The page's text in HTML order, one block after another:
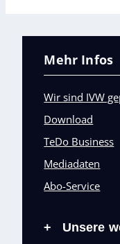
Mehr Infos
Wir sind IVW
Download
TeDo Business
Mediadaten
Abo-Service
+ Unsere